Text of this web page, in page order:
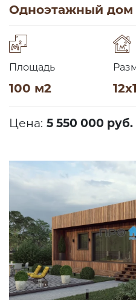
Одноэтажный
Площадь
100 м2
Цена: 5 550 000 руб.